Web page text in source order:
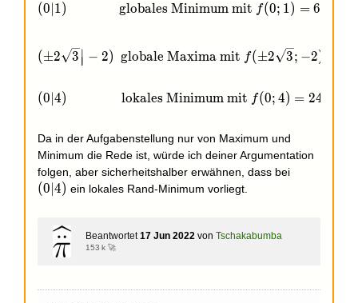
(0|1)\qquad\qquad\!\text{globales Minimum mit }
(0 1) globales Minimum mit f(0; 1) = 6
(\pm2\sqrt3\big|-2)\;\text{ globale Maxima mit }
(±2 3 ∣∣
∣ − 2) globale Maxima mit f(±2 3; −2)
(0|4)\qquad\qquad\text{lokales Minimum mit }
(0 4) lokales Minimum mit f(0; 4) = 24
Da in der Aufgabenstellung nur von Maximum und
Minimum die Rede ist, würde ich deiner Argumentation
folgen, aber sicherheitshalber erwähnen, dass bei
(0 4) ein lokales Rand-Minimum vorliegt.
Beantwortet 17 Jun 2022 von Tschakabumba
153 k 🚀